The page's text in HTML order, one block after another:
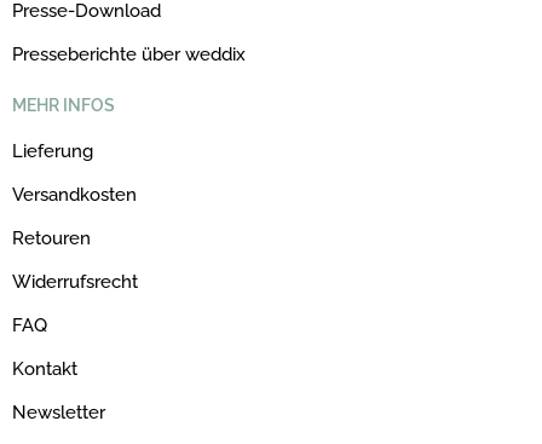
Presse-Download
Presseberichte über weddix
MEHR INFOS
Lieferung
Versandkosten
Retouren
Widerrufsrecht
FAQ
Kontakt
Newsletter